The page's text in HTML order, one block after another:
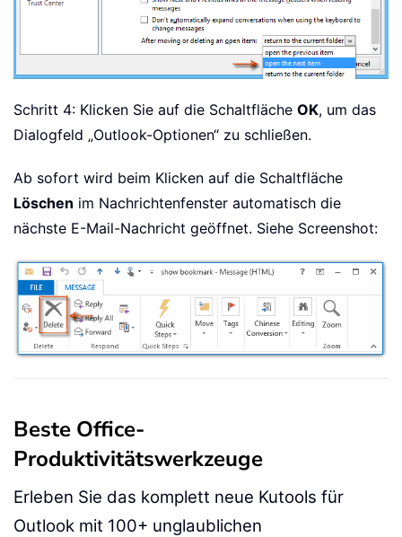
Schritt 4: Klicken Sie auf die Schaltfläche OK, um das
Dialogfeld „Outlook-Optionen“ zu schließen.
Ab sofort wird beim Klicken auf die Schaltfläche
Löschen im Nachrichtenfenster automatisch die
nächste E-Mail-Nachricht geöffnet. Siehe Screenshot:
Beste Office-
Produktivitätswerkzeuge
Erleben Sie das komplett neue Kutools für
Outlook mit 100+ unglaublichen